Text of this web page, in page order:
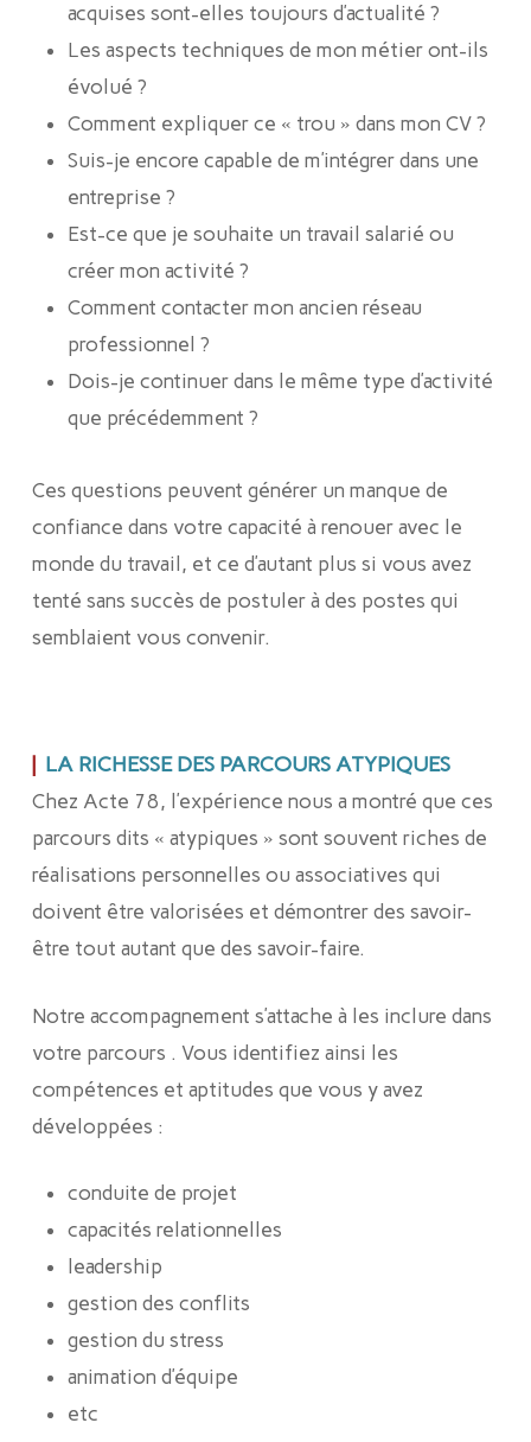
acquises sont-elles toujours d’actualité ?
Les aspects techniques de mon métier ont-ils
évolué ?
Comment expliquer ce « trou » dans mon CV ?
Suis-je encore capable de m’intégrer dans une
entreprise ?
Est-ce que je souhaite un travail salarié ou
créer mon activité ?
Comment contacter mon ancien réseau
professionnel ?
Dois-je continuer dans le même type d’activité
que précédemment ?
Ces questions peuvent générer un manque de
confiance dans votre capacité à renouer avec le
monde du travail, et ce d’autant plus si vous avez
tenté sans succès de postuler à des postes qui
semblaient vous convenir.
|LA RICHESSE DES PARCOURS ATYPIQUES
Chez Acte 78, l’expérience nous a montré que ces
parcours dits « atypiques » sont souvent riches de
réalisations personnelles ou associatives qui
doivent être valorisées et démontrer des savoir-
être tout autant que des savoir-faire.
Notre accompagnement s’attache à les inclure dans
votre parcours . Vous identifiez ainsi les
compétences et aptitudes que vous y avez
développées :
conduite de projet
capacités relationnelles
leadership
gestion des conflits
gestion du stress
animation d’équipe
etc